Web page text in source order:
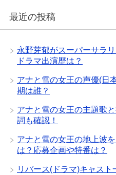
最近の投稿
永野芽郁がスーパーサラ
ドラマ出演歴は？
アナと雪の女王の声優(日
期は誰？
アナと雪の女王の主題歌
詞も確認！
アナと雪の女王の地上波
は？応募企画や特番は？
リバース(ドラマ)キャス